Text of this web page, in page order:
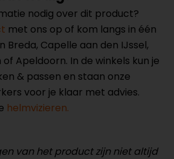
nodig over dit product?
met ons op of kom langs in één
Breda, Capelle aan den IJssel,
of Apeldoorn. In de winkels kun je
& passen en staan onze
voor je klaar met advies.
helmvizieren.
van het product zijn niet altijd